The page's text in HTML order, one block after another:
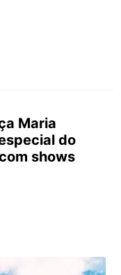
Maria
do
shows